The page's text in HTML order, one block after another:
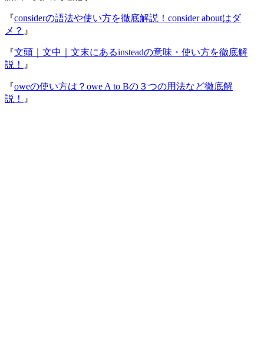
『considerの語法や使い方を徹底解説！consider aboutはダ
メ？ 』
『文頭｜文中｜文末にあるinsteadの意味・使い方を徹底解
説！
』
『oweの使い方は？owe A to Bの３つの用法など徹底解
説！
』